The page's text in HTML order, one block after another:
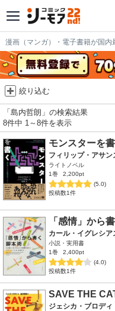
漫画（マンガ）・電子書籍が国内
絞り込む
「島内哲朗」の検索結果
8件中 1～8件を表示
モンスターを書
フィリップ・アサン
ライトノベル
1巻
2,200pt
(5.0)
投稿数1件
「感情」から
カール・イグレシア
小説・実用書
1巻
2,400pt
(4.0)
投稿数1件
SAVE THE
ジェシカ・ブロディ